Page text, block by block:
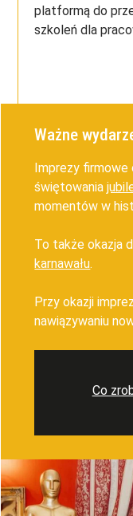
platformą do
szkoleń dla
Ważne
Imprezy firmowe
świętowania
momentów w
To także okazja
karnawału.
Przy okazji
nawiązywaniu
Co